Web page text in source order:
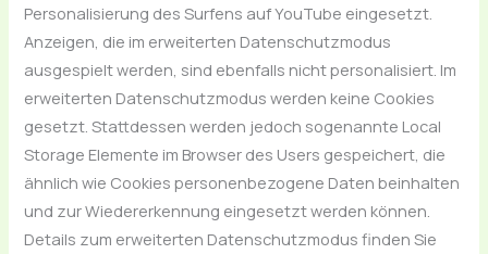
Personalisierung des Surfens auf YouTube eingesetzt.
Anzeigen, die im erweiterten Datenschutzmodus
ausgespielt werden, sind ebenfalls nicht personalisiert. Im
erweiterten Datenschutzmodus werden keine Cookies
gesetzt. Stattdessen werden jedoch sogenannte Local
Storage Elemente im Browser des Users gespeichert, die
ähnlich wie Cookies personenbezogene Daten beinhalten
und zur Wiedererkennung eingesetzt werden können.
Details zum erweiterten Datenschutzmodus finden Sie